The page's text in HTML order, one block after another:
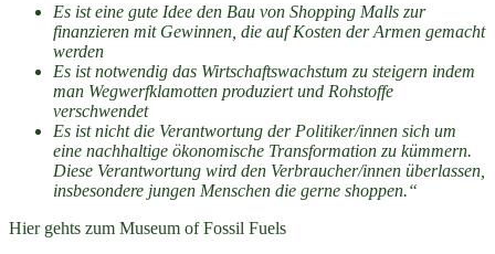
Es ist eine gute Idee den Bau von Shopping Malls zur
finanzieren mit Gewinnen, die auf Kosten der Armen gemacht
werden
Es ist notwendig das Wirtschaftswachstum zu steigern indem
man Wegwerfklamotten produziert und Rohstoffe
verschwendet
Es ist nicht die Verantwortung der Politiker/innen sich um
eine nachhaltige ökonomische Transformation zu kümmern.
Diese Verantwortung wird den Verbraucher/innen überlassen,
insbesondere jungen Menschen die gerne shoppen.“
Hier gehts zum Museum of Fossil Fuels